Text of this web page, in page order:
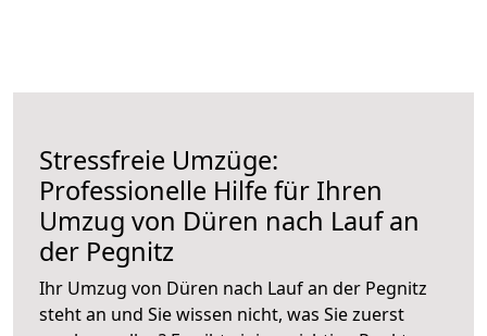
Stressfreie Umzüge:
Professionelle Hilfe für Ihren
Umzug von Düren nach Lauf an
der Pegnitz
Ihr Umzug von Düren nach Lauf an der Pegnitz
steht an und Sie wissen nicht, was Sie zuerst